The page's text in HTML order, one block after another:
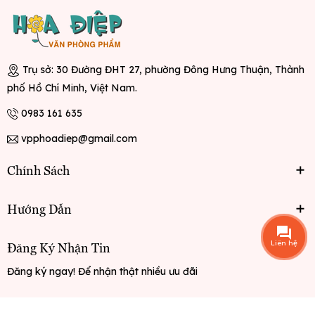
Trụ sở: 30 Đường ĐHT 27, phường Đông Hưng Thuận, Thành
phố Hồ Chí Minh, Việt Nam.
0983 161 635
vpphoadiep@gmail.com
Chính Sách
Hướng Dẫn
Đăng Ký Nhận Tin
Đăng ký ngay! Để nhận thật nhiều ưu đãi
Liên hệ